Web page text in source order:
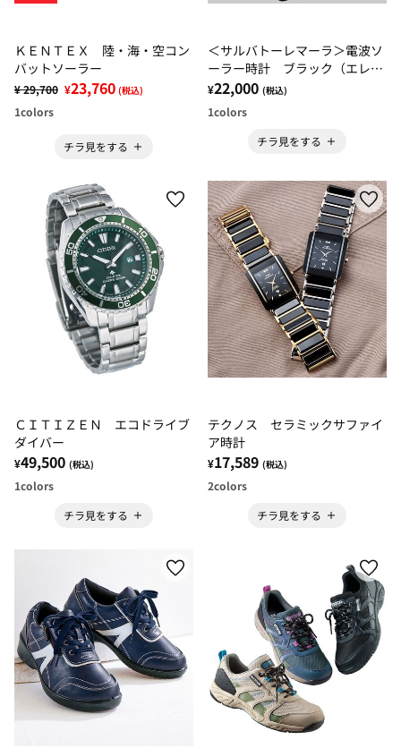
ＫＥＮＴＥＸ 陸・海・空コン
バットソーラー
¥ 29,700 ¥23,760 (税込)
1colors
チラ見をする
＜サルバトーレマーラ＞電波ソ
ーラー時計 ブラック（エレガ
ント）
¥22,000 (税込)
1colors
チラ見をする
ＣＩＴＩＺＥＮ エコドライブ
ダイバー
¥49,500 (税込)
1colors
チラ見をする
テクノス セラミックサファイ
ア時計
¥17,589 (税込)
2colors
チラ見をする